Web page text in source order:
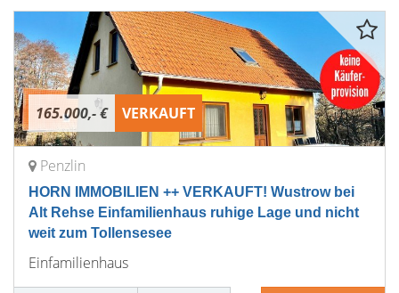
165.000,- € VERKAUFT
Penzlin
HORN IMMOBILIEN ++ VERKAUFT! Wustrow bei
Alt Rehse Einfamilienhaus ruhige Lage und nicht
weit zum Tollensesee
Einfamilienhaus